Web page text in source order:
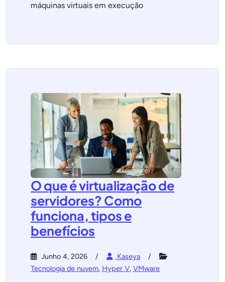
máquinas virtuais em execução
O que é virtualização de
servidores? Como
funciona, tipos e
benefícios
Junho 4, 2026
Kaseya
Tecnologia de nuvem, Hyper V, VMware